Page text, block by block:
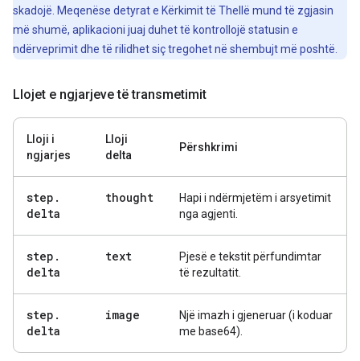
skadojë. Meqenëse detyrat e Kërkimit të Thellë mund të zgjasin
më shumë, aplikacioni juaj duhet të kontrollojë statusin e
ndërveprimit dhe të rilidhet siç tregohet në shembujt më poshtë.
Llojet e ngjarjeve të transmetimit
Lloji i
ngjarjes
Lloji
delta
Përshkrimi
step .
delta
thought
Hapi i ndërmjetëm i arsyetimit
nga agjenti.
step .
delta
text
Pjesë e tekstit përfundimtar
të rezultatit.
step .
delta
image
Një imazh i gjeneruar (i koduar
me base64).